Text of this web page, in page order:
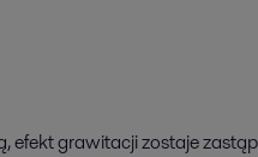
efekt grawitacji zostaje